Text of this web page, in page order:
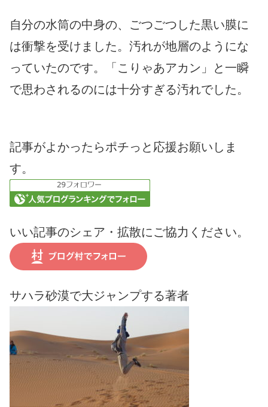
自分の水筒の中身の、ごつごつした黒い膜に
は衝撃を受けました。汚れが地層のようにな
っていたのです。「こりゃあアカン」と一瞬
で思わされるのには十分すぎる汚れでした。
記事がよかったらポチっと応援お願いしま
す。
いい記事のシェア・拡散にご協力ください。
サハラ砂漠で大ジャンプする著者